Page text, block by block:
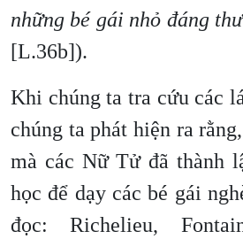
những bé gái nhỏ đáng
[L.36b]).
Khi chúng ta tra cứu các
chúng ta phát hiện ra
mà các Nữ Tử đã thành
học để dạy các bé gái
đọc: Richelieu,